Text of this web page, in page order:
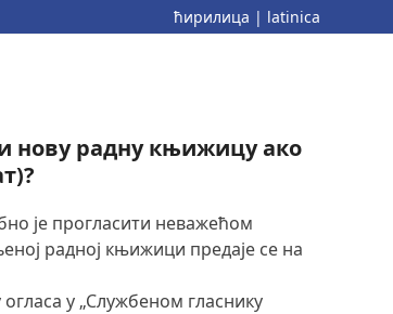
ћирилица | latinica
нову радну књижицу ако
је прогласити неважећом
радној књижици предаје се на
у „Службеном гласнику